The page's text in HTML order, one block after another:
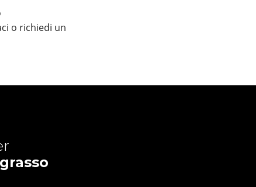
o richiedi un